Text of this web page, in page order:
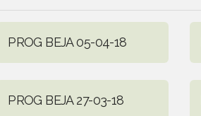
PROG BEJA 05-04-18
PROG BEJA 27-03-18